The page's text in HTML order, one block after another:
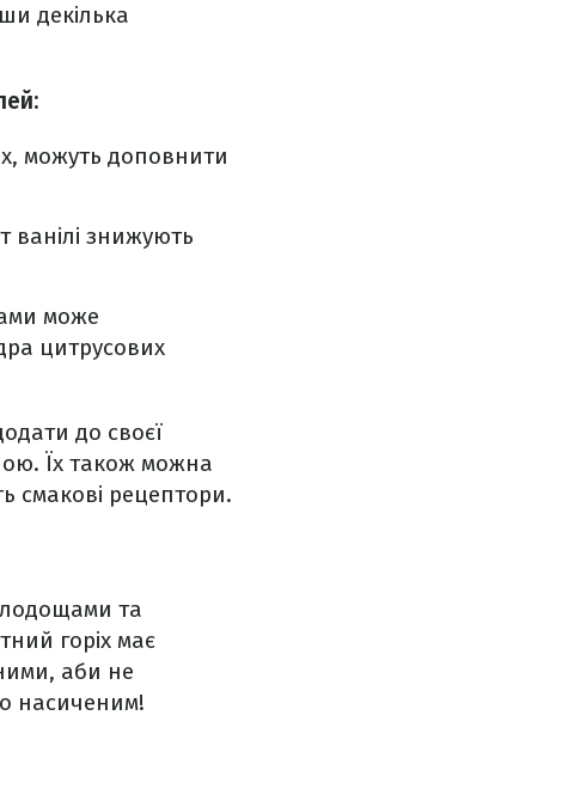
декілька
можуть доповнити
ванілі знижують
може
цитрусових
до своєї
Їх також можна
смакові рецептори.
та
горіх має
аби не
насиченим!